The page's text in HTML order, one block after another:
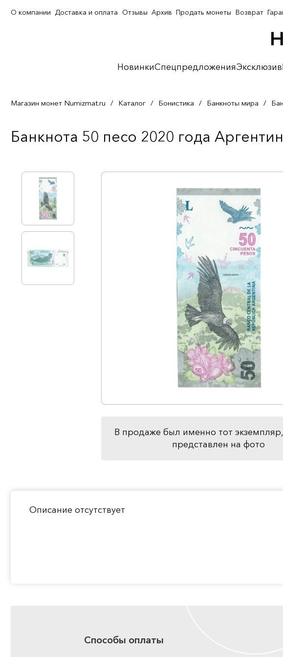
НовинкиСпецпредложенияЭксклюзив
О компании Доставка и оплата Отзывы Архив Продать монеты Возврат
Магазин монет Numizmat.ru / Каталог / Бонистика / Банкноты мира /
Банкнота 50 песо 2020 года
В продаже был именно тот
представлен на фото
Описание отсутствует
Способы оплаты